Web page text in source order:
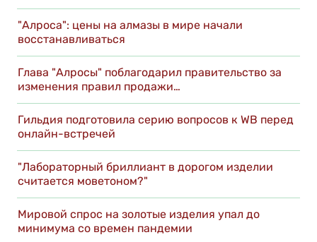
"Алроса": цены на алмазы в мире начали
восстанавливаться
Глава "Алросы" поблагодарил правительство за
изменения правил продажи…
Гильдия подготовила серию вопросов к WB перед
онлайн-встречей
"Лабораторный бриллиант в дорогом изделии
считается моветоном?"
Мировой спрос на золотые изделия упал до
минимума со времен пандемии